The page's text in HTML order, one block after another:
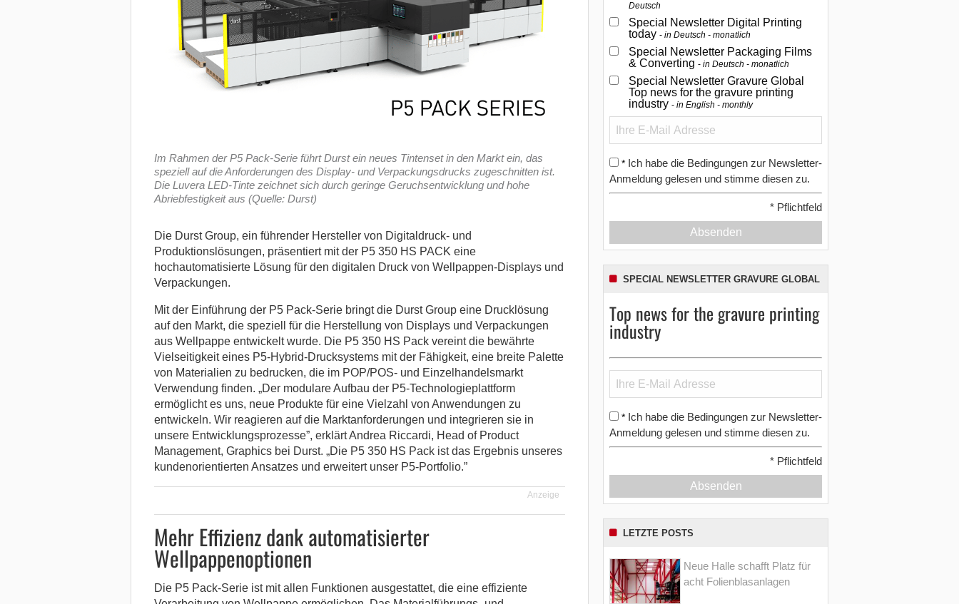
Im Rahmen der P5 Pack-Serie führt Durst ein neues Tintenset in den Markt ein, das
speziell auf die Anforderungen des Display- und Verpackungsdrucks zugeschnitten ist.
Die Luvera LED-Tinte zeichnet sich durch geringe Geruchsentwicklung und hohe
Abriebfestigkeit aus (Quelle: Durst)
Die Durst Group, ein führender Hersteller von Digitaldruck- und
Produktionslösungen, präsentiert mit der P5 350 HS PACK eine
hochautomatisierte Lösung für den digitalen Druck von Wellpappen-Displays und
Verpackungen.
Mit der Einführung der P5 Pack-Serie bringt die Durst Group eine Drucklösung
auf den Markt, die speziell für die Herstellung von Displays und Verpackungen
aus Wellpappe entwickelt wurde. Die P5 350 HS Pack vereint die bewährte
Vielseitigkeit eines P5-Hybrid-Drucksystems mit der Fähigkeit, eine breite Palette
von Materialien zu bedrucken, die im POP/POS- und Einzelhandelsmarkt
Verwendung finden. „Der modulare Aufbau der P5-Technologieplattform
ermöglicht es uns, neue Produkte für eine Vielzahl von Anwendungen zu
entwickeln. Wir reagieren auf die Marktanforderungen und integrieren sie in
unsere Entwicklungsprozesse”, erklärt Andrea Riccardi, Head of Product
Management, Graphics bei Durst. „Die P5 350 HS Pack ist das Ergebnis unseres
kundenorientierten Ansatzes und erweitert unser P5-Portfolio.”
Anzeige
Mehr Effizienz dank automatisierter
Wellpappenoptionen
Die P5 Pack-Serie ist mit allen Funktionen ausgestattet, die eine effiziente
Deutsch
Special Newsletter Digital Printing
today in Deutsch - monatlich
Special Newsletter Packaging Films
& Converting in Deutsch - monatlich
Special Newsletter Gravure Global
Top news for the gravure printing
industry in English - monthly
* Ich habe die Bedingungen zur Newsletter-
Anmeldung gelesen und stimme diesen zu.
* Pflichtfeld
Absenden
SPECIAL NEWSLETTER GRAVURE GLOBAL
Top news for the gravure printing
industry
* Ich habe die Bedingungen zur Newsletter-
Anmeldung gelesen und stimme diesen zu.
* Pflichtfeld
Absenden
LETZTE POSTS
Neue Halle schafft Platz für
acht Folienblasanlagen